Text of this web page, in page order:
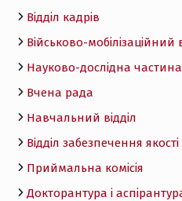
Відділ кадрів
Військово-мобілізаційний
Науково-дослідна частина
Вчена рада
Навчальний відділ
Відділ забезпечення якості
Приймальна комісія
Докторантура і